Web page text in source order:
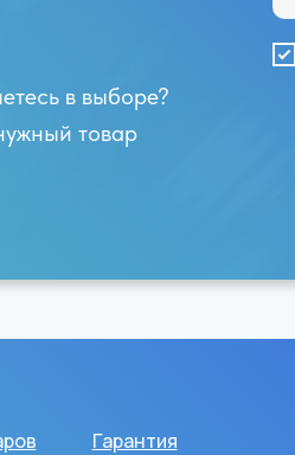
в выборе?
товар
Гарантия